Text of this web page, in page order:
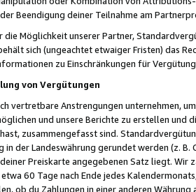
Beendigung deiner Teilnahme am
die Möglichkeit unserer Partner,
sich (ungeachtet etwaiger Fristen) das
zu Einschränkungen für
von Vergütungen
vertretbare Anstrengungen unternehmen,
und unsere Berichte zu erstellen und
zusammengefasst sind.
in der Landeswährung gerundet werden (z.
Preiskarte angegebenen Satz liegt.
60 Tage nach Ende jedes
ob du Zahlungen in einer anderen